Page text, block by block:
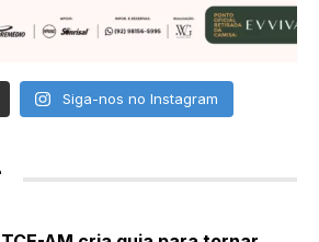
Siga-nos no Instagram